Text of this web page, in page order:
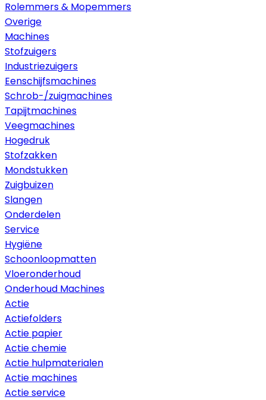
Rolemmers & Mopemmers
Overige
Machines
Stofzuigers
Industriezuigers
Eenschijfsmachines
Schrob-/zuigmachines
Tapijtmachines
Veegmachines
Hogedruk
Stofzakken
Mondstukken
Zuigbuizen
Slangen
Onderdelen
Service
Hygiëne
Schoonloopmatten
Vloeronderhoud
Onderhoud Machines
Actie
Actiefolders
Actie papier
Actie chemie
Actie hulpmaterialen
Actie machines
Actie service